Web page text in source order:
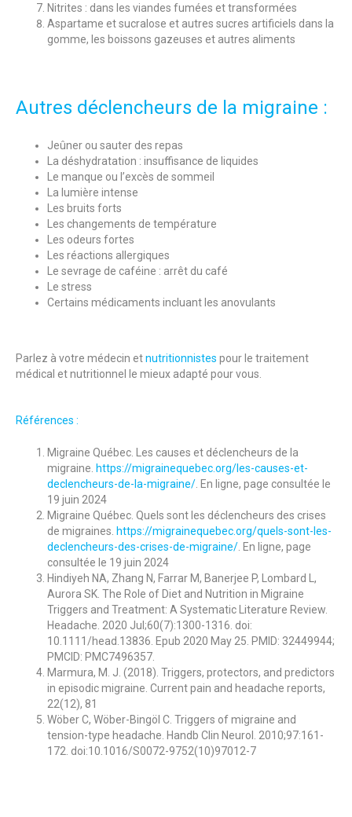
Nitrites : dans les viandes fumées et transformées
Aspartame et sucralose et autres sucres artificiels dans la
gomme, les boissons gazeuses et autres aliments
Autres déclencheurs de la migraine :
Jeûner ou sauter des repas
La déshydratation : insuffisance de liquides
Le manque ou l’excès de sommeil
La lumière intense
Les bruits forts
Les changements de température
Les odeurs fortes
Les réactions allergiques
Le sevrage de caféine : arrêt du café
Le stress
Certains médicaments incluant les anovulants
Parlez à votre médecin etnutritionnistes pour le traitement
médical et nutritionnel le mieux adapté pour vous.
Références :
Migraine Québec. Les causes et déclencheurs de la
migraine. https://migrainequebec.org/les-causes-et-
declencheurs-de-la-migraine/ En ligne, page consultée le
19 juin 2024
Migraine Québec. Quels sont les déclencheurs des crises
de migraines. https://migrainequebec.org/quels-sont- les-
declencheurs-des-crises-de-migraine/ . En ligne, page
consultée le 19 juin 2024
Hindiyeh NA, Zhang N, Farrar M, Banerjee P, Lombard L,
Aurora SK. The Role of Diet and Nutrition in Migraine
Triggers and Treatment: A Systematic Literature Review.
Headache. 2020 Jul;60(7):1300-1316. doi:
10.1111/head.13836. Epub 2020 May 25. PMID: 32449944;
PMCID: PMC7496357.
Marmura, M. J. (2018). Triggers, protectors, and predictors
in episodic migraine. Current pain and headache reports,
22(12), 81
Wöber C, Wöber-Bingöl C. Triggers of migraine and
tension-type headache. Handb Clin Neurol. 2010;97:161-
172. doi:10.1016/S0072-9752(10)97012-7